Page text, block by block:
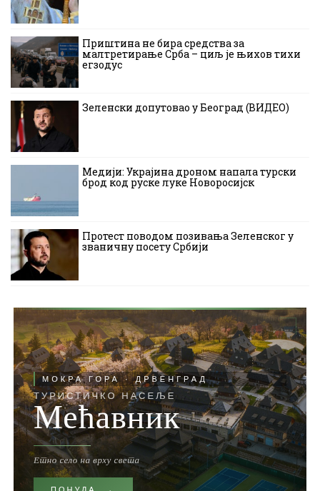
Приштина не бира средства за
малтретирање Срба – циљ је њихов тихи
егзодус
Зеленски допутовао у Београд (ВИДЕО)
Медији: Украјина дроном напала турски
брод код руске луке Новоросијск
Протест поводом позивања Зеленског у
званичну посету Србији